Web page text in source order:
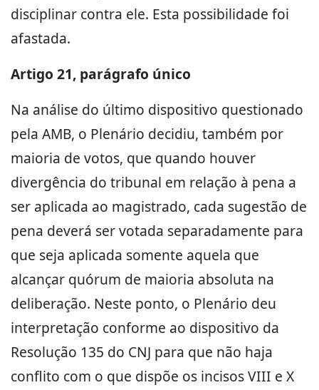
disciplinar contra ele. Esta possibilidade foi
afastada.
Artigo 21, parágrafo único
Na análise do último dispositivo questionado
pela AMB, o Plenário decidiu, também por
maioria de votos, que quando houver
divergência do tribunal em relação à pena a
ser aplicada ao magistrado, cada sugestão de
pena deverá ser votada separadamente para
que seja aplicada somente aquela que
alcançar quórum de maioria absoluta na
deliberação. Neste ponto, o Plenário deu
interpretação conforme ao dispositivo da
Resolução 135 do CNJ para que não haja
conflito com o que dispõe os incisos VIII e X